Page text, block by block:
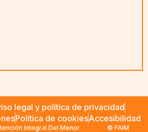
legal y política de privacidad
Política de cookiesAccesibilidad
Integral Del Menor © FAIM